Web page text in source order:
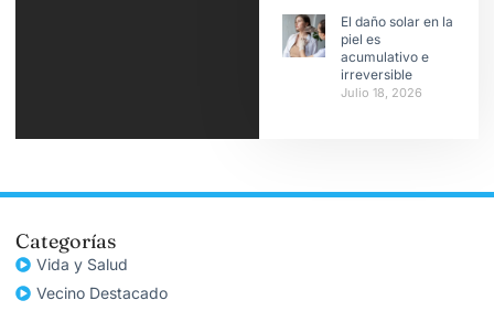
El daño solar en la
piel es
acumulativo e
irreversible
Julio 18, 2026
Categorías
Vida y Salud
Vecino Destacado